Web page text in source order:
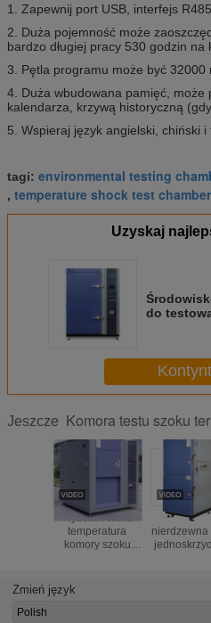
1. Zapewnij port USB, interfejs
2. Duża pojemność może
bardzo długiej pracy 530 godzin na
3. Pętla programu może być 32000
4. Duża wbudowana pamięć, może
kalendarza, krzywą historyczną
5. Wspieraj język angielski, chiński i
tagi: environmental testing
, temperature shock test chamber
Uzyskaj
do
Jeszcze Komora testu szoku
Wysoka i niska
temperatura
komory szoku
wydajności
elektroniki
SUS304
nierdzewna
Zmień język